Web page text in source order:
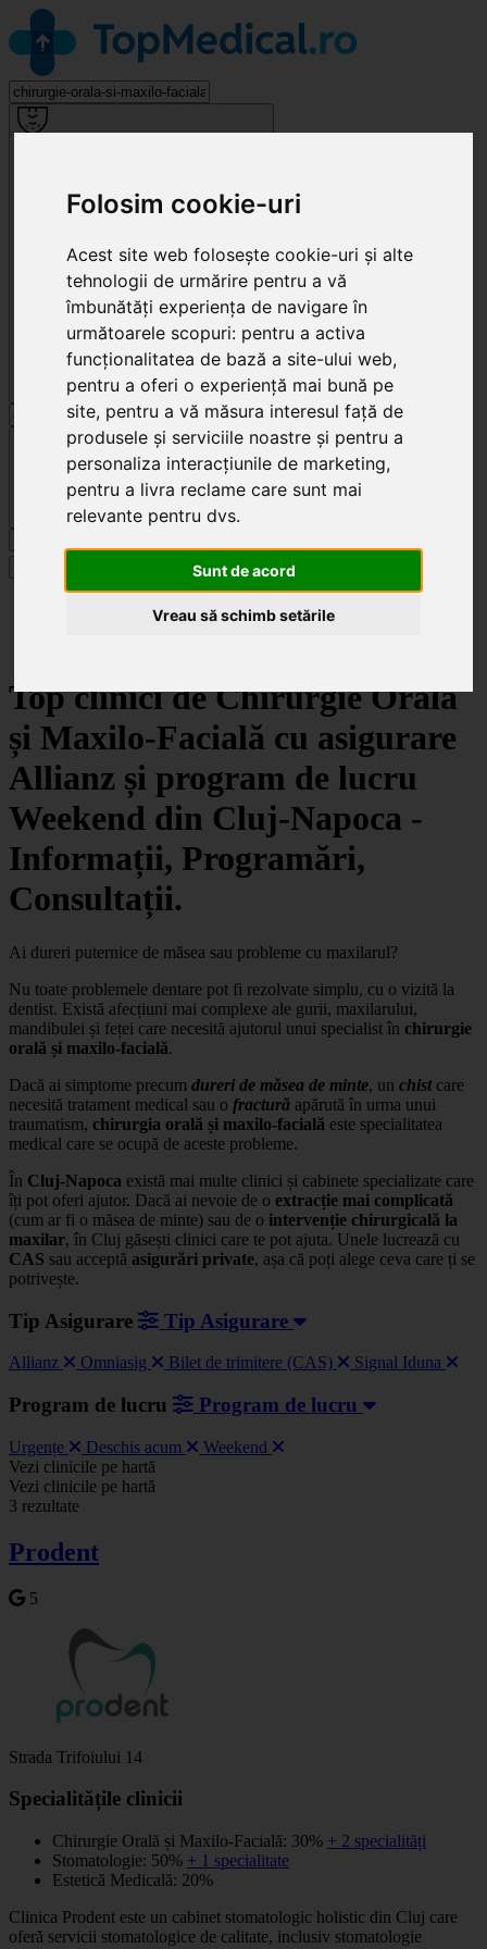
Folosim cookie-uri
Acest site web folosește cookie-uri și alte
tehnologii de urmărire pentru a vă
îmbunătăți experiența de navigare în
următoarele scopuri: pentru a activa
funcționalitatea de bază a site-ului web,
pentru a oferi o experiență mai bună pe
site, pentru a vă măsura interesul față de
produsele și serviciile noastre și pentru a
personaliza interacțiunile de marketing,
pentru a livra reclame care sunt mai
relevante pentru dvs.
Sunt de acord
Vreau să schimb setările
Cluj-Napoca
Top clinici de Chirurgie Orală
și Maxilo-Facială cu asigurare
Allianz și program de lucru
Weekend din Cluj-Napoca -
Informații, Programări,
Consultații.
Ai dureri puternice de măsea sau probleme cu maxilarul?
Nu toate problemele dentare pot fi rezolvate simplu, cu o vizită la
dentist. Există afecțiuni mai complexe ale gurii, maxilarului,
mandibulei și feței care necesită ajutorul unui specialist în chirurgie
orală și maxilo-facială.
Dacă ai simptome precum dureri de măsea de minte, un chistcare
necesită tratament medical sau o fractură apărută în urma unui
traumatism, chirurgia orală și maxilo-facială este specialitatea
medical care se ocupă de aceste probleme.
În Cluj-Napoca există mai multe clinici și cabinete specializate care
îți pot oferi ajutor. Dacă ai nevoie de o extracție mai complicată
(cum ar fi o măsea de minte) sau de o intervenție chirurgicală la
maxilar, în Cluj găsești clinici care te pot ajuta. Unele lucrează cu
CAS sau acceptă asigurări private, așa că poți alege ceva care ți se
potrivește.
Tip Asigurare Tip Asigurare
Allianz Omniasig Bilet de trimitere (CAS) Signal Iduna
Program de lucru Program de lucru
Urgențe Deschis acum Weekend
+
−
Vezi clinicile pe hartă
Vezi clinicile pe hartă
3 rezultate
Prodent
5
Strada Trifoiului 14
Specialitățile clinicii
Chirurgie Orală și Maxilo-Facială: 30% + 2 specialități
Stomatologie: 50% + 1 specialitate
Estetică Medicală: 20%
Clinica Prodent este un cabinet stomatologic holistic din Cluj care
oferă servicii stomatologice de calitate, inclusiv stomatologie